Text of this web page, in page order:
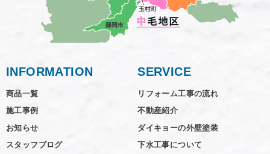
INFORMATION
商品一覧
施工事例
お知らせ
スタッフブログ
SERVICE
リフォーム工事の流れ
不動産紹介
ダイキョーの外壁塗装
下水工事について